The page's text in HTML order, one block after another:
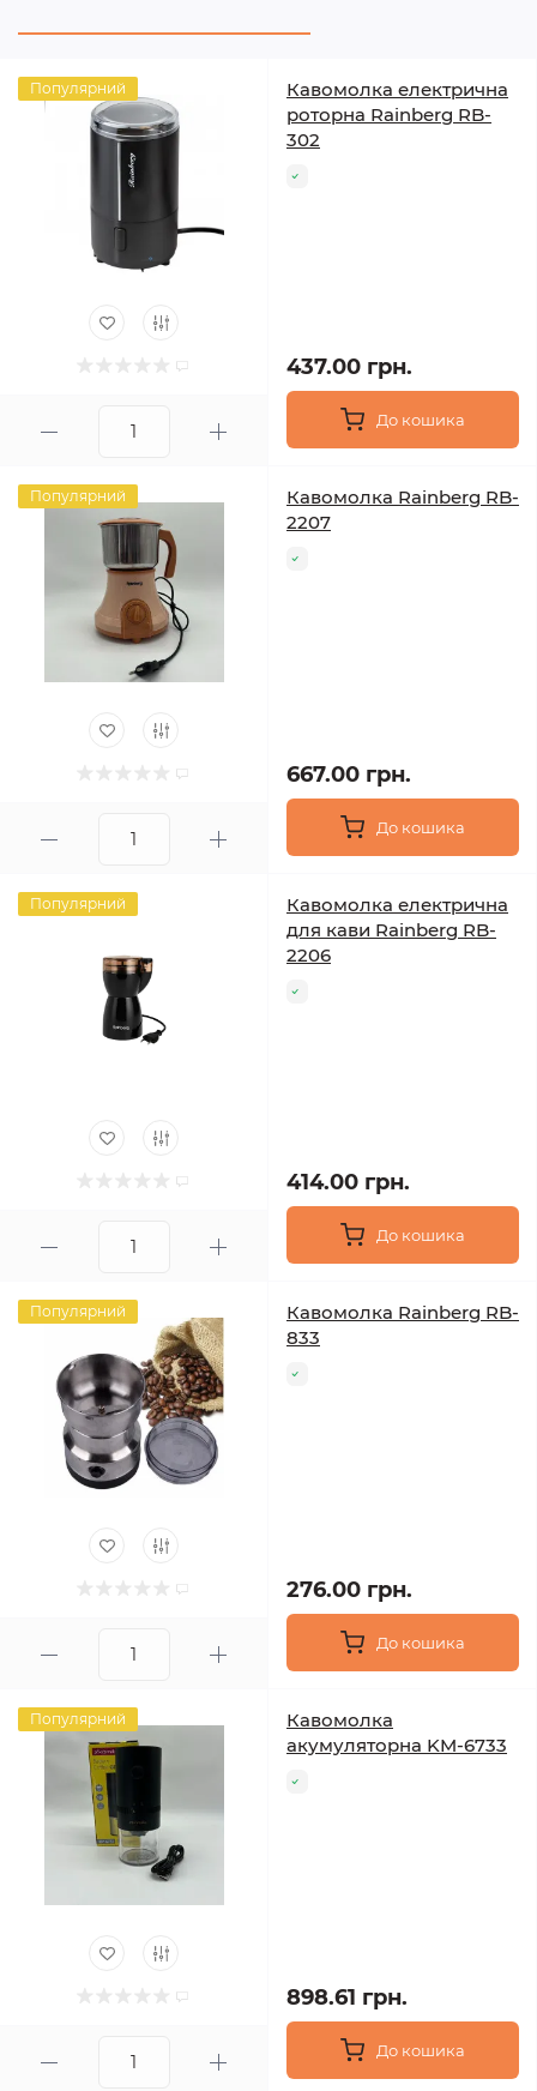
Популярний
Кавомолка електрична
роторна Rainberg RB-
302
437.00 грн.
До кошика
Популярний
Кавомолка Rainberg RB-
2207
667.00 грн.
До кошика
Популярний
Кавомолка електрична
для кави Rainberg RB-
2206
414.00 грн.
До кошика
Популярний
Кавомолка Rainberg RB-
833
276.00 грн.
До кошика
Популярний
Кавомолка
акумуляторна KM-6733
898.61 грн.
До кошика